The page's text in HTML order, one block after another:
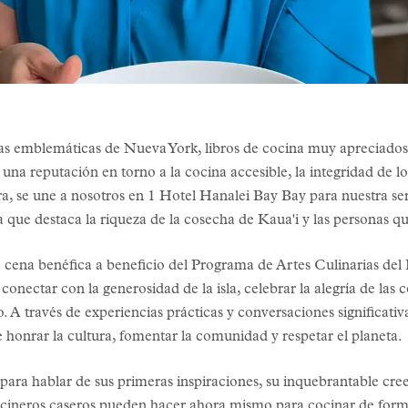
emblemáticas de Nueva York, libros de cocina muy
reputación en torno a la cocina accesible, la integridad de
se une a nosotros en 1 Hotel Hanalei Bay Bay para nuestra
destaca la riqueza de la cosecha de Kaua'i y las personas
cena benéfica a beneficio del Programa de Artes Culinarias
con la generosidad de la isla, celebrar la alegría de las
A través de experiencias prácticas y conversaciones
honrar la cultura, fomentar la comunidad y respetar el planeta.
hablar de sus primeras inspiraciones, su inquebrantable